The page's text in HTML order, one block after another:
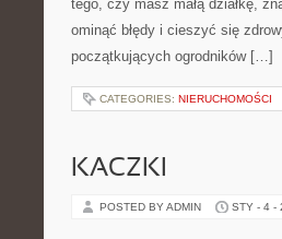
tego, czy masz małą działkę,
ominąć błędy i cieszyć się
początkujących ogrodników […]
CATEGORIES: NIERUCHOMOŚCI
KACZKI
POSTED BY ADMIN STY - 4 -